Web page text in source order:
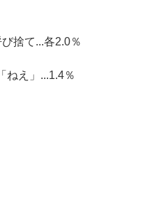
捨て...各2.0％
ねえ」...1.4％